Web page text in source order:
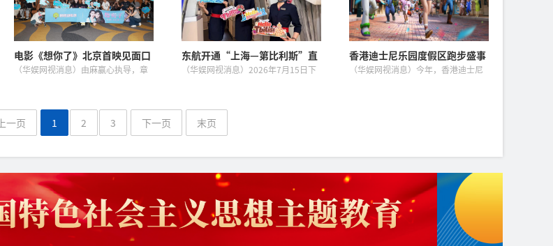
电影《想你了》北京首映见面口
碑获赞 章若楠金靖演绎“命中注
定的朋友”
（华娱网视消息）由麻赢心执导，章
首映见面会，邀约所有的朋友...
东航开通“上海—第比利斯”直
飞航线
（华娱网视消息）2026年7月15日下
首条通往格鲁吉亚的直飞...
香港迪士尼乐园度假区跑步盛事
全面升级 全新“奇妙跑步嘉年华
（华娱网视消息）今年，香港迪士尼
上一页 1 2 3 下一页 末页